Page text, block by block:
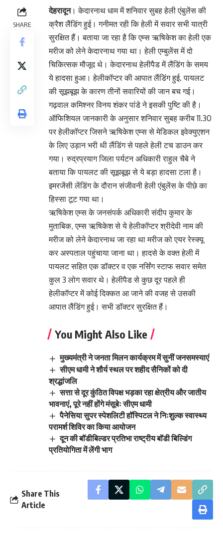
SHARE
देहरादून। केदारनाथ धाम में शनिवार सुबह हेली एंबुलेंस की
क्रैश लैंडिंग हुई। गनीमत रही कि हेली में सवार सभी यात्री
सुरक्षित हैं। बताया जा रहा है कि एम्स ऋषिकेश का हेली एक
मरीज को लेने केदारनाथ गया था। हेली एम्बुलेंस में दो
चिकित्सक मौजूद थे। केदारनाथ हेलीपैड में लैंडिंग के समय
ये हादसा हुआ। हेलीकॉप्टर की आपात लैंडिंग हुई. पायलट
की सूझबूझ के कारण तीनों सवारियों की जान बच गई।
गढ़वाल कमिश्नर विनय शंकर पांडे ने इसकी पुष्टि की है।
ऑफिशियल जानकारी के अनुसार शनिवार सुबह करीब 11.30
पर हेलीकॉप्टर जिसने ऋषिकेश एम्स से मेडिकल इवेक्युएशन
के लिए उड़ान भरी थी लैंडिंग से पहले हेली टच डाउन कर
गया। रुद्रप्रयाग जिला पर्यटन अधिकारी राहुल चैबे ने
बताया कि पायलट की सूझबूझ से ये बड़ा हादसा टला है।
इमरजेंसी लेंडिंग के दौरान संजीवनी हेली एंबुलेंस के पीछे का
हिस्सा टूट गया था।
ऋषिकेश एम्स के जनसंपर्क अधिकारी संदीप कुमार के
मुताबिक, एम्स ऋषिकेश से ये हेलीकॉप्टर श्रीदेवी नाम की
मरीज को लेने केदारनाथ जा रहा था मरीज को एयर रेस्क्यू
कर अस्पताल पहुंचाया जाना था। हादसे के वक्त हेली में
पायलट सहित एक डॉक्टर व एक नर्सिंग स्टाफ सवार समेत
कुल 3 लोग सवार थे। हेलीपैड से कुछ दूर पहले ही
हेलीकॉप्टर में कोई दिक्कत आ जाने की वजह से उसकी
आपात लैंडिंग हुई। सभी डॉक्टर सुरक्षित हैं।
You Might Also Like
मुख्यमंत्री ने जनता मिलन कार्यक्रम में सुनीं जनसमस्याएं
सीएम धामी ने शौर्य स्थल पर शहीद सैनिकों को दी
श्रद्धांजलि
सत्ता से दूर कुंठित विपक्ष भड़का रहा क्षेत्रीय और जातीय
भावनाएं, पूरे नहीं होंगे मंसूबेः सीएम धामी
पैनेसिया सुपर स्पेशलिटी हॉस्पिटल ने निःशुल्क स्वास्थ्य
परामर्श शिविर का किया आयोजन
दून की बॉडीबिल्डर प्रतिभा राष्ट्रीय बॉडी बिल्डिंग
प्रतियोगिता में लेंगी भाग
Share This
Article